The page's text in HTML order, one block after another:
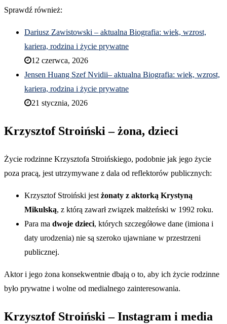
Sprawdź również:
Dariusz Zawistowski – aktualna Biografia: wiek, wzrost,
kariera, rodzina i życie prywatne
12 czerwca, 2026
Jensen Huang Szef Nvidii– aktualna Biografia: wiek, wzrost,
kariera, rodzina i życie prywatne
21 stycznia, 2026
Krzysztof Stroiński – żona, dzieci
Życie rodzinne Krzysztofa Stroińskiego, podobnie jak jego życie
poza pracą, jest utrzymywane z dala od reflektorów publicznych:
Krzysztof Stroiński jest żonaty z aktorką Krystyną
Mikulską, z którą zawarł związek małżeński w 1992 roku.
Para ma dwoje dzieci, których szczegółowe dane (imiona i
daty urodzenia) nie są szeroko ujawniane w przestrzeni
publicznej.
Aktor i jego żona konsekwentnie dbają o to, aby ich życie rodzinne
było prywatne i wolne od medialnego zainteresowania.
Krzysztof Stroiński – Instagram i media